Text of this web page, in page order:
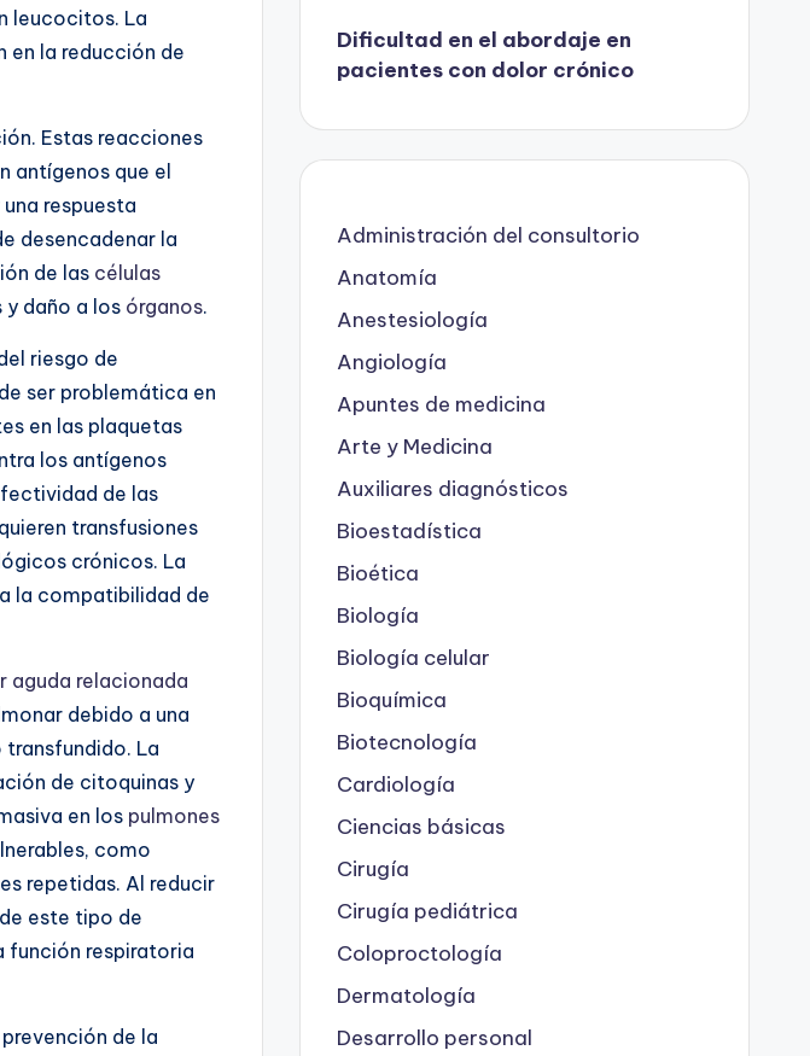
leucocitos. La
en la reducción de
Estas reacciones
antígenos que el
respuesta
desencadenar la
de las células
daño a los órganos.
riesgo de
ser problemática en
en las plaquetas
los antígenos
de las
transfusiones
crónicos. La
la compatibilidad de
aguda relacionada
debido a una
La
de citoquinas y
en los pulmones
como
repetidas. Al reducir
este tipo de
función respiratoria
de la
Dificultad en el abordaje en
pacientes con dolor crónico
Administración del consultorio
Anatomía
Anestesiología
Angiología
Apuntes de medicina
Arte y Medicina
Auxiliares diagnósticos
Bioestadística
Bioética
Biología
Biología celular
Bioquímica
Biotecnología
Cardiología
Ciencias básicas
Cirugía
Cirugía pediátrica
Coloproctología
Dermatología
Desarrollo personal